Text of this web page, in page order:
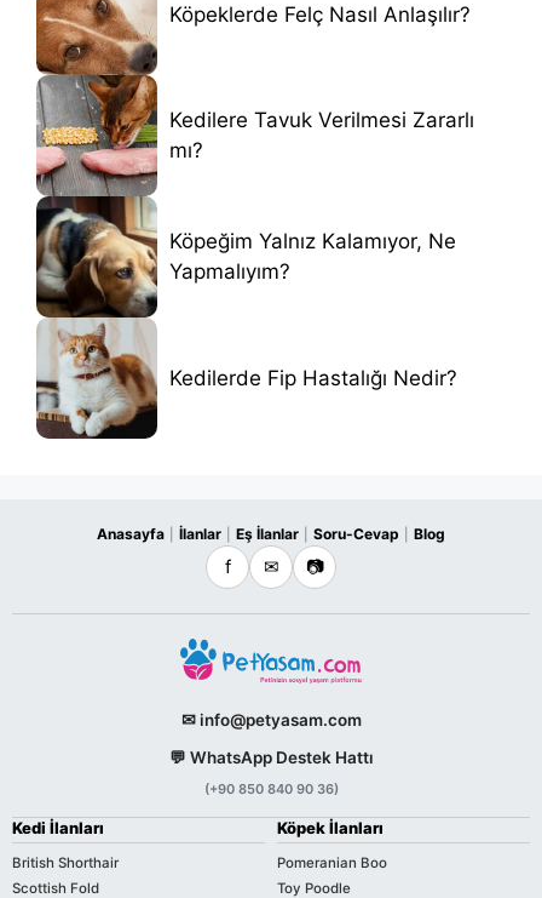
Köpeklerde Felç Nasıl Anlaşılır?
Kedilere Tavuk Verilmesi Zararlı
mı?
Köpeğim Yalnız Kalamıyor, Ne
Yapmalıyım?
Kedilerde Fip Hastalığı Nedir?
Anasayfa İlanlar Eş İlanlar Soru-Cevap Blog
f ✉ 📷
✉ info@petyasam.com
💬 WhatsApp Destek Hattı
(+90 850 840 90 36)
Kedi İlanları
British Shorthair
Scottish Fold
Köpek İlanları
Pomeranian Boo
Toy Poodle